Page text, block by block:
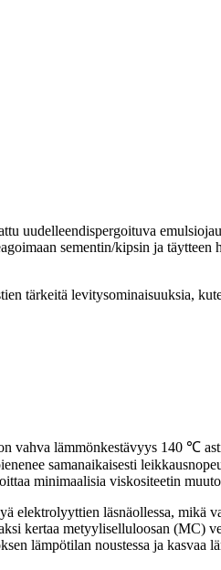
uudelleendispergoituva
sementin/kipsin ja
tärkeitä levitysominaisuuksia,
lämmönkestävyys 140 ℃
samanaikaisesti
minimaalisia viskositeetin
elektrolyyttien läsnäollessa, mikä
kertaa metyyliselluloosan
lämpötilan noustessa ja